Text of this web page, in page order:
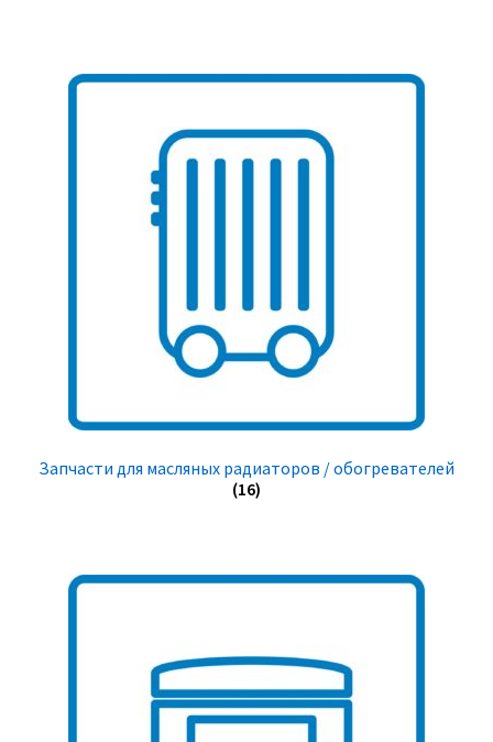
Запчасти для масляных радиаторов / обогревателей
(16)